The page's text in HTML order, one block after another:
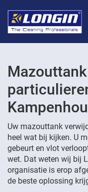
Uw mazouttank
heel wat bij kijken. U
gebeurt en vlot
wet. Dat weten wij bij
organisatie is erop
de beste oplossing